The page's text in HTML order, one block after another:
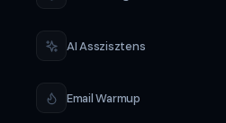
AI Asszisztens
Email Warmup